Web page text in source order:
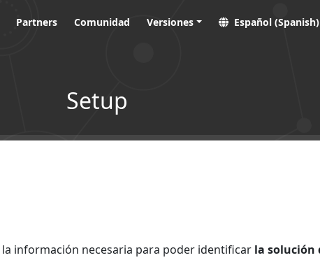
Partners Comunidad Versiones Español (Spanish)
Setup
información necesaria para poder identificar la solución